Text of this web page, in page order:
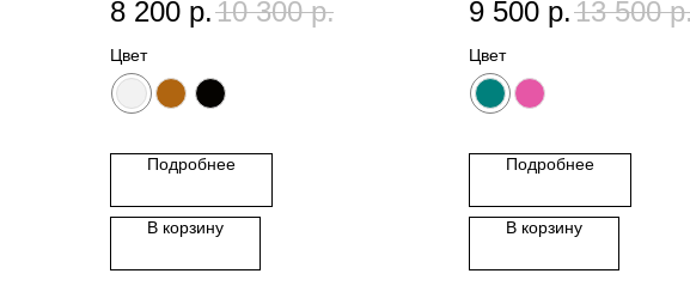
8 200 р.10 300 р.
Цвет
Подробнее
В корзину
9 500 р.13 500
Цвет
Подробнее
В корзину